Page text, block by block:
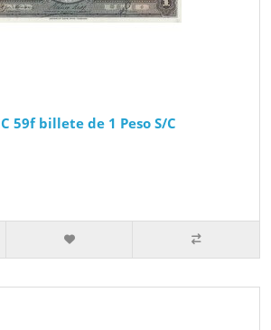
59f billete de 1 Peso S/C